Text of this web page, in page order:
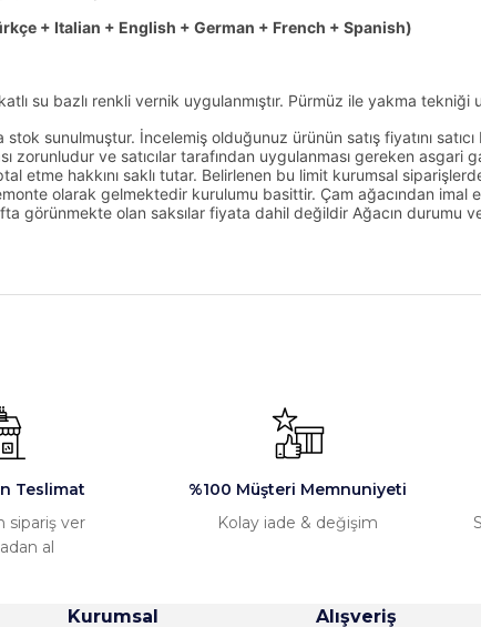
+ Italian + English + German + French + Spanish)
su bazlı renkli vernik uygulanmıştır. Pürmüz ile yakma tekniği
sunulmuştur. İncelemiş olduğunuz ürünün satış fiyatını
zorunludur ve satıcılar tarafından uygulanması gereken
etme hakkını saklı tutar. Belirlenen bu limit kurumsal
olarak gelmektedir kurulumu basittir. Çam ağacından imal
görünmekte olan saksılar fiyata dahil değildir Ağacın durumu
Yorum Yaz
Soru Sor
halde ürünlerine sahip
suçladılar
Teslimat
sipariş ver
al
%100 Müşteri Memnuniyeti
Kolay iade & değişim
Kurumsal Alışveriş